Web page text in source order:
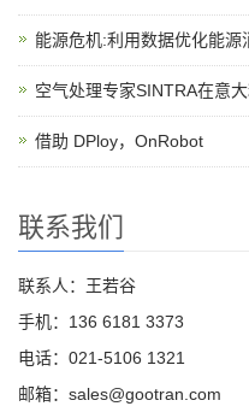
能源危机:利用数据优化能源
空气处理专家SINTRA在意
借助 DPloy，OnRobot
联系我们
联系人：王若谷
手机：136 6181 3373
电话：021-5106 1321
邮箱：sales@gootran.com